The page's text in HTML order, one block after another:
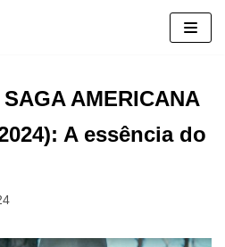
AMERICANA
A essência do